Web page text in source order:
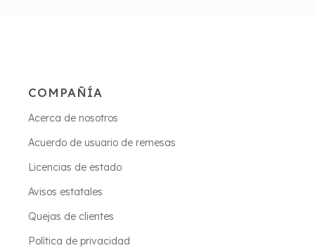
COMPAÑÍA
Acerca de nosotros
Acuerdo de usuario de remesas
Licencias de estado
Avisos estatales
Quejas de clientes
Política de privacidad